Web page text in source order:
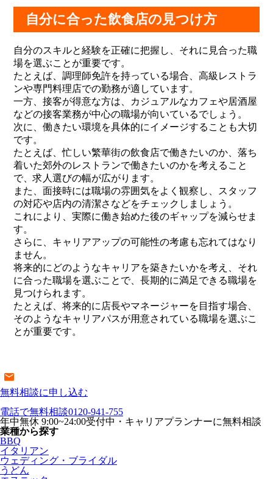
自分に合った飲食店の見つけ方
自分のスキルと経験を正確に把握し、それに見合った職
場を選ぶことが重要です。
たとえば、調理師免許を持っている場合、高級レストラ
ンや専門料理店での勤務が適しています。
一方、接客が得意な方は、カジュアルなカフェや居酒屋
などの接客業務が中心の職場が向いているでしょう。
次に、働きたい環境を具体的にイメージすることも大切
です。
たとえば、忙しい繁華街の飲食店で働きたいのか、落ち
着いた郊外のレストランで働きたいのかを考えること
で、求人選びの幅が広がります。
また、面接時には職場の雰囲気をよく観察し、スタッフ
の対応や店内の清潔さなどをチェックしましょう。
これにより、実際に働き始めた後のギャップを減らせま
す。
さらに、キャリアアップの可能性の考慮も忘れてはなり
ません。
将来的にどのようなキャリアを築きたいかを考え、それ
に合った職場を選ぶことで、長期的に満足できる職場を
見つけられます。
たとえば、将来的に店長やマネージャーを目指す場合、
そのようなキャリアパスが用意されている職場を選ぶこ
とが重要です。
無料相談に申し込む
電話で無料相談0120-941-755
年中無休 9:00~24:00受付中・キャリアプランナーに無料相談
業種から探す
BBQ
イタリアン
ウェディング・ブライダル
うどん